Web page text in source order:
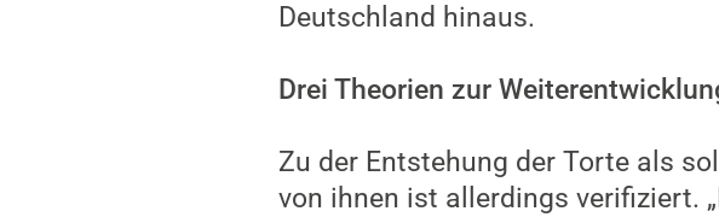
Deutschland hinaus.
Drei Theorien zur
Zu der Entstehung der Torte als
von ihnen ist allerdings verifiziert.